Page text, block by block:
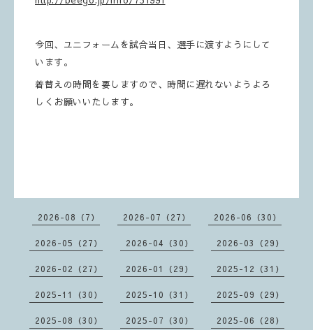
今回、ユニフォームを試合当日、選手に渡すようにして
います。
着替えの時間を要しますので、時間に遅れないようよろ
しくお願いいたします。
2026-08（7） 2026-07（27） 2026-06（30）
2026-05（27） 2026-04（30） 2026-03（29）
2026-02（27） 2026-01（29） 2025-12（31）
2025-11（30） 2025-10（31） 2025-09（29）
2025-08（30） 2025-07（30） 2025-06（28）